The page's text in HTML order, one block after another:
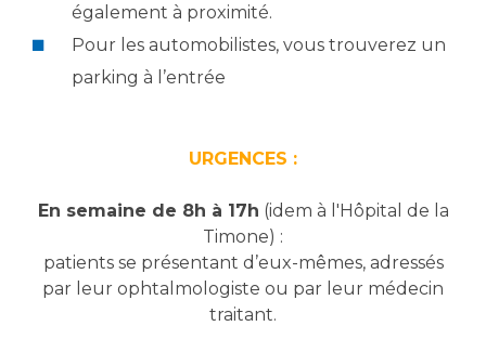
Vos représentants
La Commission Des Usagers (CDU)
Le projet des usagers
Nos indicateurs qualité et de sécurité des soins
Fournisseurs
Liste des marchés conclus
également à proximité.
Pour les automobilistes, vous trouverez un
parking à l’entrée
URGENCES :
En semaine de 8h à 17h (idem à l'Hôpital de la
Timone) :
patients se présentant d’eux-mêmes, adressés
par leur ophtalmologiste ou par leur médecin
traitant.